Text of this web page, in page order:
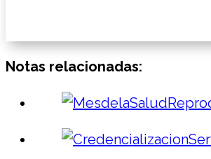
Notas relacionadas: